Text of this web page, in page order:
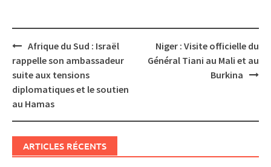
Post
navigation
Afrique du Sud : Israël
rappelle son ambassadeur
suite aux tensions
diplomatiques et le soutien
au Hamas
Niger : Visite officielle du
Général Tiani au Mali et au
Burkina
ARTICLES RÉCENTS